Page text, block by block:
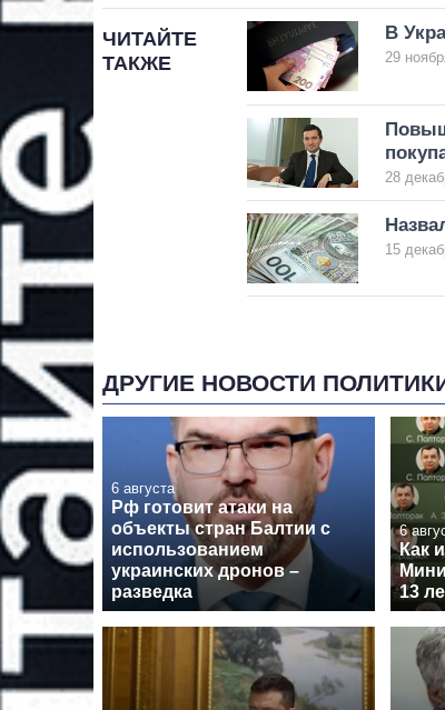
ЧИТАЙТЕ
ТАКЖЕ
В
29
28
15
ДРУГИЕ НОВОСТИ
6 августа
Рф готовит атаки на
объекты стран Балтии с
использованием
украинских дронов –
разведка
6
Как
13